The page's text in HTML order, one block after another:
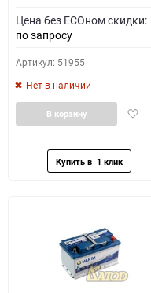
Цена без ECOном скидки:
по запросу
Артикул: 51955
Нет в наличии
В корзину